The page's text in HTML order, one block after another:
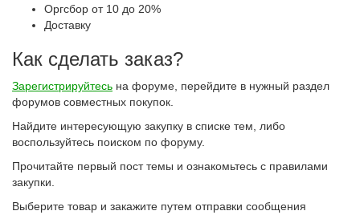
Оргсбор от 10 до 20%
Доставку
Как сделать заказ?
Зарегистрируйтесь на форуме, перейдите в нужный раздел
форумов совместных покупок.
Найдите интересующую закупку в списке тем, либо
воспользуйтесь поиском по форуму.
Прочитайте первый пост темы и ознакомьтесь с правилами
закупки.
Выберите товар и закажите путем отправки сообщения